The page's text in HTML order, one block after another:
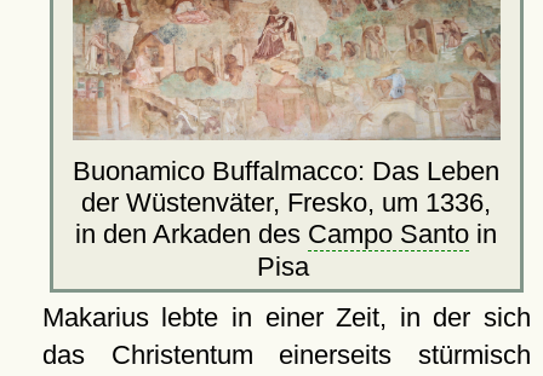
Buonamico Buffalmacco: Das Leben
der Wüstenväter, Fresko, um 1336,
in den Arkaden des Campo Santo in
Pisa
Makarius lebte in einer Zeit, in der sich
das Christentum einerseits stürmisch